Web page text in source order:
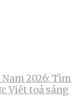
2026:
Việt toả sáng